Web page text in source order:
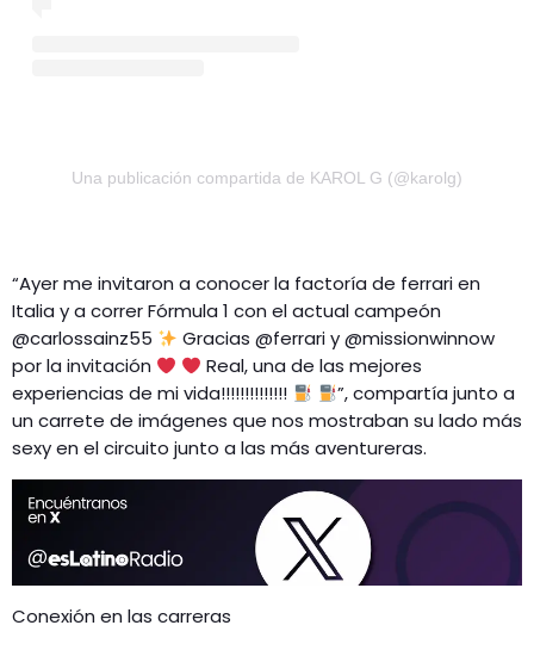
Una publicación compartida de KAROL G (@karolg)
“Ayer me invitaron a conocer la factoría de ferrari en
Italia y a correr Fórmula 1 con el actual campeón
@carlossainz55
Gracias @ferrari y @missionwinnow
por la invitación
Real, una de las mejores
experiencias de mi vida!!!!!!!!!!!!!!
”, compartía junto a
un carrete de imágenes que nos mostraban su lado más
sexy en el circuito junto a las más aventureras.
Conexión en las carreras